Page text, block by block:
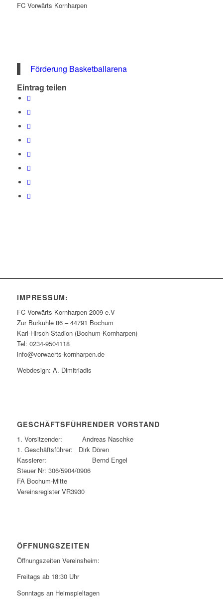
FC Vorwärts Kornharpen
Förderung Basketballarena
Eintrag teilen
IMPRESSUM:
FC Vorwärts Kornharpen 2009 e.V
Zur Burkuhle 86 – 44791 Bochum
Karl-Hirsch-Stadion (Bochum-Kornharpen)
Tel: 0234-9504118
info@vorwaerts-kornharpen.de
Webdesign: A. Dimitriadis
GESCHÄFTSFÜHRENDER VORSTAND
1. Vorsitzender: Andreas Naschke
1. Geschäftsführer: Dirk Dören
Kassierer: Bernd Engel
Steuer Nr: 306/5904/0906
FA Bochum-Mitte
Vereinsregister VR3930
ÖFFNUNGSZEITEN
Öffnungszeiten Vereinsheim:
Freitags ab 18:30 Uhr
Sonntags an Heimspieltagen